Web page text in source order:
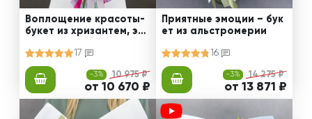
Воплощение красоты-
букет из хризантем, эус
17
-3% 10 975 ₽
от 10 670 ₽
Приятные эмоции – бук
ет из альстромерии
16
-3% 14 275 ₽
от 13 871 ₽